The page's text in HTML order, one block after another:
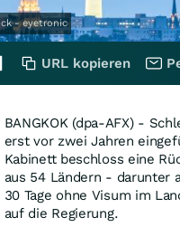
- eyetronic
BANGKOK (dpa-AFX) -
erst vor zwei Jahren
Kabinett beschloss eine
aus 54 Ländern - darunter
30 Tage ohne Visum im
auf die Regierung.
URL kopieren